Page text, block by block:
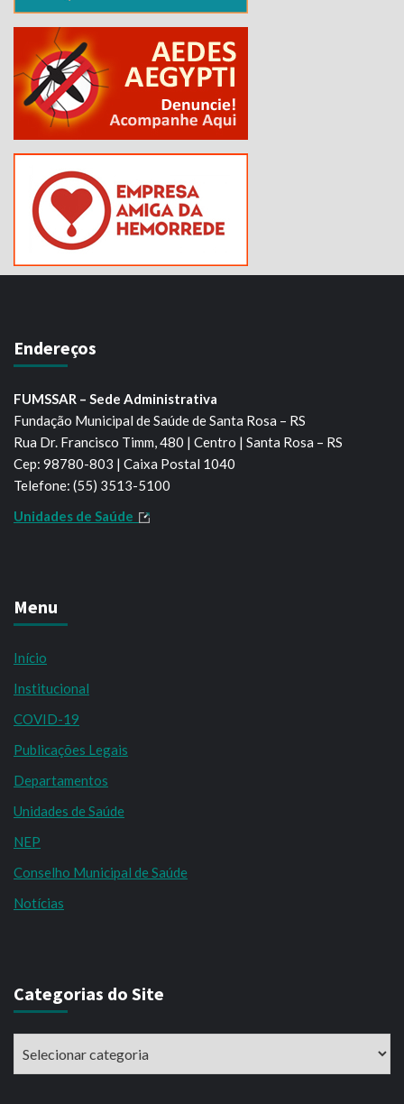
Endereços
FUMSSAR – Sede Administrativa
Fundação Municipal de Saúde de Santa Rosa – RS
Rua Dr. Francisco Timm, 480 | Centro | Santa Rosa – RS
Cep: 98780-803 | Caixa Postal 1040
Telefone: (55) 3513-5100
Unidades de Saúde
Menu
Início
Institucional
COVID-19
Publicações Legais
Departamentos
Unidades de Saúde
NEP
Conselho Municipal de Saúde
Notícias
Categorias do Site